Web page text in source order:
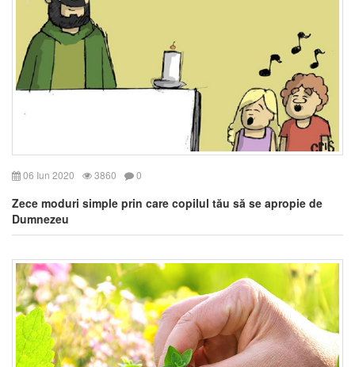
06 Iun 2020 3860 0
Zece moduri simple prin care copilul tău să se apropie de
Dumnezeu